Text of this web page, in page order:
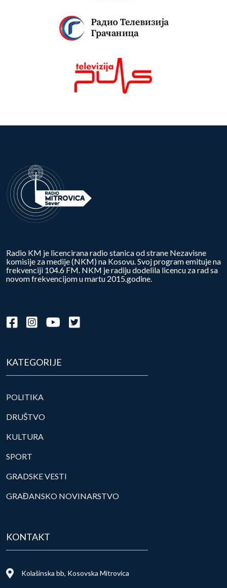
Radio KM je licencirana radio stanica od strane Nezavisne
komisije za medije (NKM) na Kosovu. Svoj program emituje na
frekvenciji 104.6 FM. NKM je radiju dodelila licencu za rad sa
novom frekvencijom u martu 2015.godine.
KATEGORIJE
POLITIKA
DRUŠTVO
KULTURA
SPORT
GRADSKE VESTI
GRAĐANSKO NOVINARSTVO
KONTAKT
Kolašinska bb, Kosovska Mitrovica